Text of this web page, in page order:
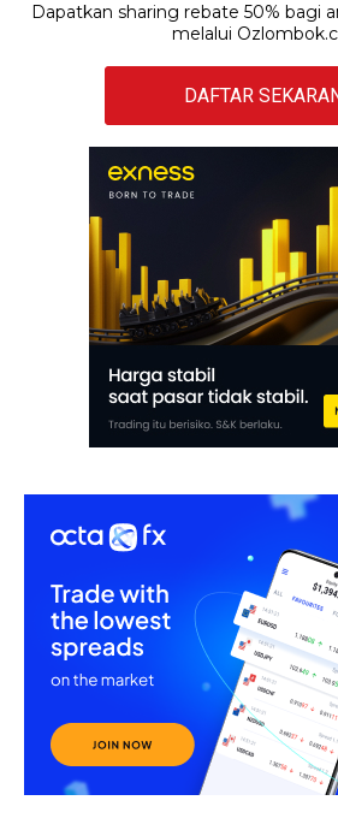
Dapatkan sharing rebate 50% bagi
melalui
DAFTAR